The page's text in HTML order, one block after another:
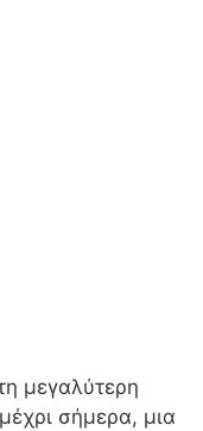
μεγαλύτερη
σήμερα, μια